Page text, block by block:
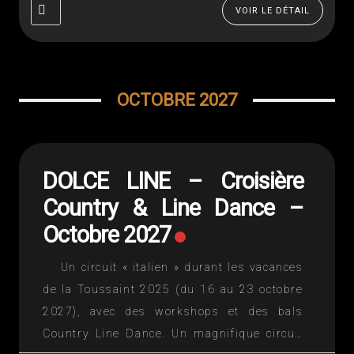
VOIR LE DÉTAIL
OCTOBRE 2027
DOLCE LINE – Croisière
Country & Line Dance –
Octobre 2027
Un circuit « italien » durant les vacances
de la Toussaint 2025 (du 16 au 23 octobre
2027), avec des workshops et des bals
Country Line Dance. Un magnifique circuit